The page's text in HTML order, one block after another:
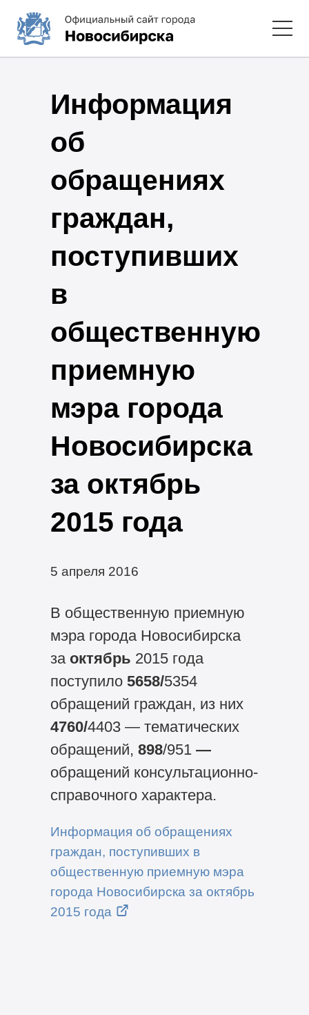
Информация
об
обращениях
граждан,
поступивших
в
общественную
приемную
мэра города
Новосибирска
за октябрь
2015 года
5 апреля 2016
В общественную приемную
мэра города Новосибирска
за октябрь 2015 года
поступило 5658/5354
обращений граждан, из них
4760/4403 — тематических
обращений, 898/951 —
обращений консультационно-
справочного характера.
Информация об обращениях
граждан, поступивших в
общественную приемную мэра
города Новосибирска за октябрь
2015 года